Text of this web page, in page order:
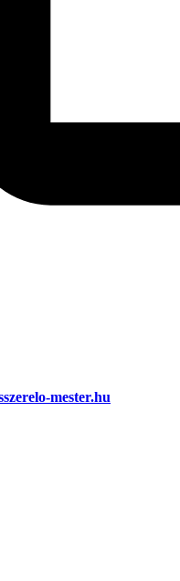
mester.hu